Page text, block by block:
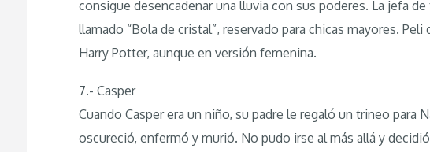
consigue desencadenar una lluvia con sus poderes. La jefa
llamado “Bola de cristal”, reservado para chicas mayores.
Harry Potter, aunque en versión femenina.
7.- Casper
Cuando Casper era un niño, su padre le regaló un trineo para
oscureció, enfermó y murió. No pudo irse al más allá y